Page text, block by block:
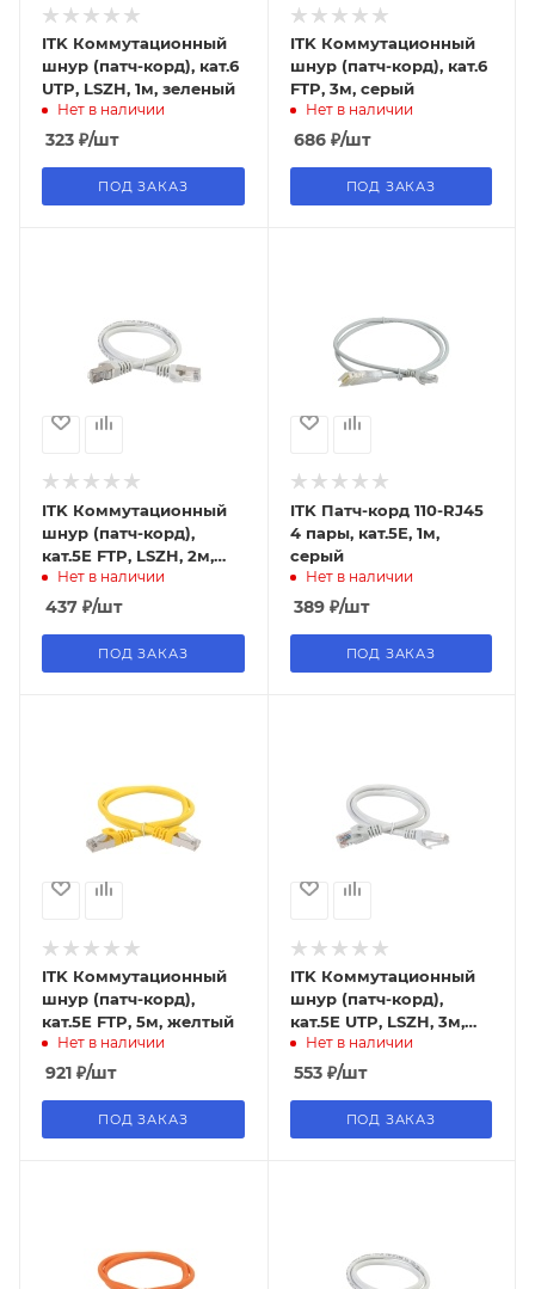
ITK Коммутационный
шнур (патч-корд), кат.6
UTP, LSZH, 1м, зеленый
Нет в наличии
323 ₽/шт
ПОД ЗАКАЗ
ITK Коммутационный
шнур (патч-корд), кат.6
FTP, 3м, серый
Нет в наличии
686₽/шт
ПОД ЗАКАЗ
ITK Коммутационный
шнур (патч-корд),
кат.5Е FTP, LSZH, 2м,
серый
Нет в наличии
437 ₽/шт
ПОД ЗАКАЗ
ITK Патч-корд 110-RJ45
4 пары, кат.5Е, 1м,
серый
Нет в наличии
389₽/шт
ПОД ЗАКАЗ
ITK Коммутационный
шнур (патч-корд),
кат.5Е FTP, 5м, желтый
Нет в наличии
921 ₽/шт
ПОД ЗАКАЗ
ITK Коммутационный
шнур (патч-корд),
кат.5Е UTP, LSZH, 3м,
серый
Нет в наличии
553₽/шт
ПОД ЗАКАЗ